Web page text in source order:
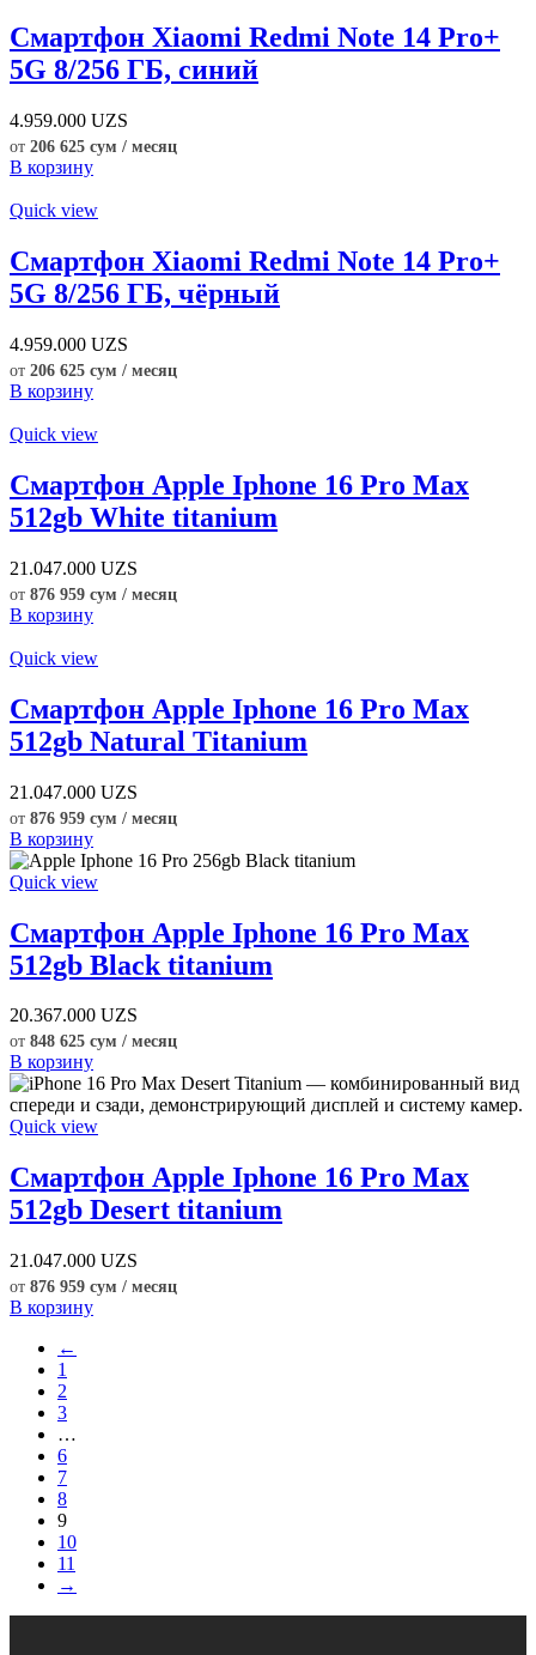
Смартфон Xiaomi Redmi Note 14 Pro+
5G 8/256 ГБ, синий
4.959.000 UZS
от 206 625 сум / месяц
В корзину
Quick view
Смартфон Xiaomi Redmi Note 14 Pro+
5G 8/256 ГБ, чёрный
4.959.000 UZS
от 206 625 сум / месяц
В корзину
Quick view
Смартфон Apple Iphone 16 Pro Max
512gb White titanium
21.047.000 UZS
от 876 959 сум / месяц
В корзину
Quick view
Смартфон Apple Iphone 16 Pro Max
512gb Natural Titanium
21.047.000 UZS
от 876 959 сум / месяц
В корзину
Quick view
Смартфон Apple Iphone 16 Pro Max
512gb Black titanium
20.367.000 UZS
от 848 625 сум / месяц
В корзину
Quick view
Смартфон Apple Iphone 16 Pro Max
512gb Desert titanium
21.047.000 UZS
от 876 959 сум / месяц
В корзину
←
1
2
3
…
6
7
8
9
10
11
→